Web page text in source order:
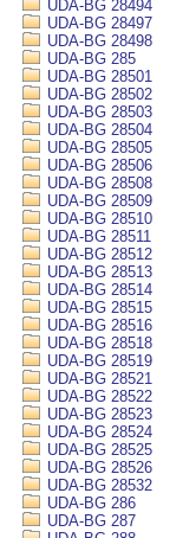
UDA-BG 28494
UDA-BG 28497
UDA-BG 28498
UDA-BG 285
UDA-BG 28501
UDA-BG 28502
UDA-BG 28503
UDA-BG 28504
UDA-BG 28505
UDA-BG 28506
UDA-BG 28508
UDA-BG 28509
UDA-BG 28510
UDA-BG 28511
UDA-BG 28512
UDA-BG 28513
UDA-BG 28514
UDA-BG 28515
UDA-BG 28516
UDA-BG 28518
UDA-BG 28519
UDA-BG 28521
UDA-BG 28522
UDA-BG 28523
UDA-BG 28524
UDA-BG 28525
UDA-BG 28526
UDA-BG 28532
UDA-BG 286
UDA-BG 287